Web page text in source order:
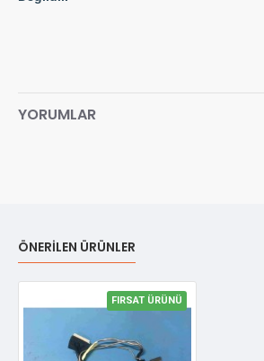
YORUMLAR
ÖNERILEN ÜRÜNLER
FIRSAT ÜRÜNÜ